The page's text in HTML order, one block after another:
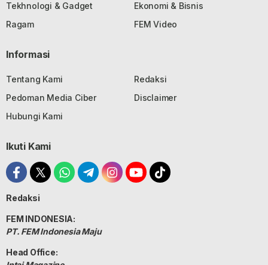
Tekhnologi & Gadget
Ekonomi & Bisnis
Ragam
FEM Video
Informasi
Tentang Kami
Redaksi
Pedoman Media Ciber
Disclaimer
Hubungi Kami
Ikuti Kami
Redaksi
FEM INDONESIA:
PT. FEM Indonesia Maju
Head Office: